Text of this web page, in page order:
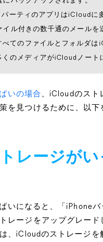
ーティのアプリはiCloudに
ル付きの数千通のメールを
てのファイルとフォルダは
のメディアがiCloudノート
いの場合 、iCloudのスト
を見つけるために、以下
レージが
いになると、「iPhone
レージをアップグレー
、iCloudのストレージを